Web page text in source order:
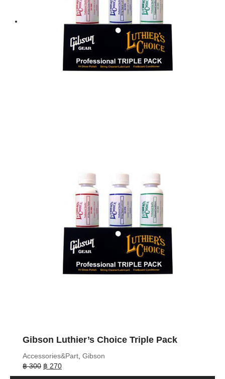
Gibson Luthier’s Choice Triple Pack
Accessories&Part Gibson
฿300 Original
price
฿ 270Current
price